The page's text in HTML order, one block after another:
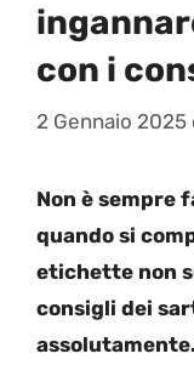
con i
2 Gennaio 2025
Non è sempre
quando si
etichette non
consigli dei
assolutamente.